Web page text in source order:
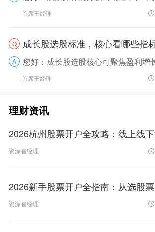
首席王经理
Q 成长股选股标准，核心看哪些指
A 您好：成长股选股核心可聚焦盈利增长能力、营收扩张速度、经营现金流健康度这三大核心指标。我来帮您拆解下，这样您更容易理解：首先，盈
首席王经理
理财资讯
资深崔经理
资深崔经理